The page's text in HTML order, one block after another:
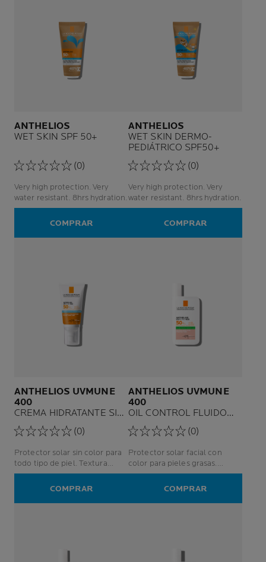
ANTHELIOS
WET SKIN SPF 50+
(0)
Very high protection. Very
water resistant. 8hrs hydration.
COMPRAR
ANTHELIOS
WET SKIN DERMO-
PEDIÁTRICO SPF50+
(0)
Very high protection. Very
water resistant. 8hrs hydration.
COMPRAR
ANTHELIOS UVMUNE
400
CREMA HIDRATANTE SIN
COLOR SPF50+
(0)
Protector solar sin color para
todo tipo de piel. Textura
crema hidratante con alta
protección solar.
COMPRAR
ANTHELIOS UVMUNE
400
OIL CONTROL FLUIDO
CON COLOR SPF50+
(0)
Protector solar facial con
color para pieles grasas.
Acabado toque seco
COMPRAR